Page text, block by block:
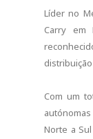
Líder no
Carry em
Com um
Norte a